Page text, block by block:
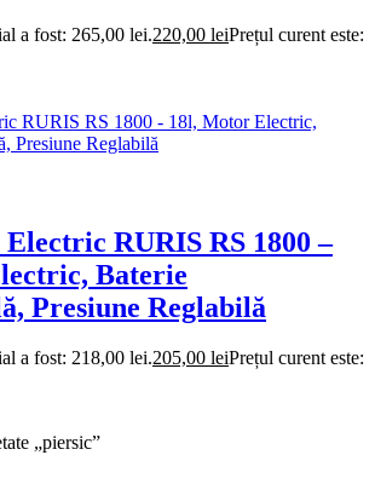
a fost: 265,00 lei.220,00 leiPrețul curent este:
RURIS RS 1800 –
Baterie
Presiune Reglabilă
a fost: 218,00 lei.205,00 leiPrețul curent este:
„piersic”